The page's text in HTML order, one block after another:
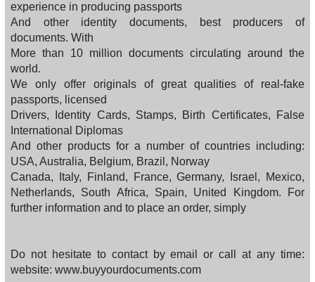
experience in producing passports
And other identity documents, best producers of
documents. With
More than 10 million documents circulating around the
world.
We only offer originals of great qualities of real-fake
passports, licensed
Drivers, Identity Cards, Stamps, Birth Certificates, False
International Diplomas
And other products for a number of countries including:
USA, Australia, Belgium, Brazil, Norway
Canada, Italy, Finland, France, Germany, Israel, Mexico,
Netherlands, South Africa, Spain, United Kingdom. For
further information and to place an order, simply
Do not hesitate to contact by email or call at any time:
website: www.buyyourdocuments.com